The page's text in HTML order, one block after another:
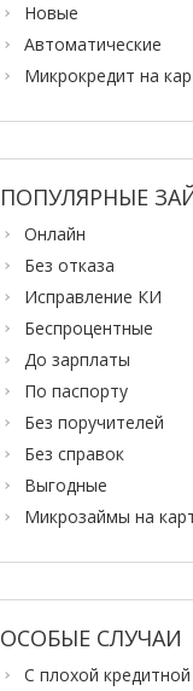
Новые
Автоматические
Микрокредит на
ПОПУЛЯРНЫЕ
Онлайн
Без отказа
Исправление КИ
Беспроцентные
До зарплаты
По паспорту
Без поручителей
Без справок
Выгодные
Микрозаймы на
ОСОБЫЕ СЛУЧАИ
С плохой